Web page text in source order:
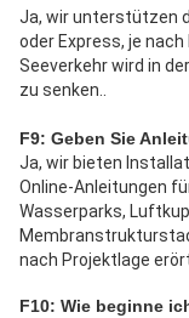
Ja, wir unterstützen
oder Express, je
Seeverkehr wird in
zu senken..
F9: Geben Sie
Ja, wir bieten
Online-Anleitungen
Wasserparks,
nach Projektlage
F10: Wie beginne